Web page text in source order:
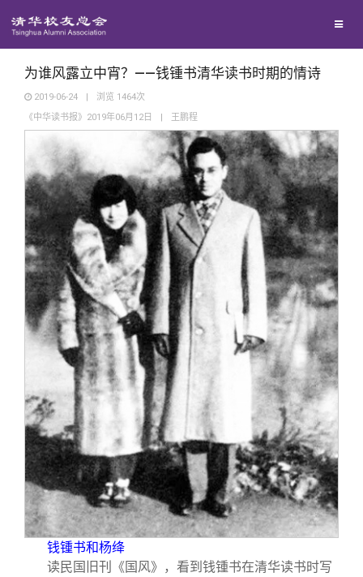
西南联大校友会
义工计划
新媒体平台
青春风采
校友文苑
校友讲坛
校友视界
校友服务
终身学习
信息化服务
三创大赛
实用信息
校友总会
总会简介
会长致辞
总会章程
理事会名单
制度法规
关闭
为谁风露立中宵？——钱锺书清华读书时期的情诗
2019-06-24 | 浏览 1464次
《中华读书报》2019年06月12日
| 王鹏程
钱锺书和杨绛
读民国旧刊《国风》，看到钱锺书在清华读书时写